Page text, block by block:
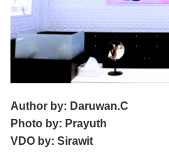
Author by: Daruwan.C
Photo by: Prayuth
VDO by: Sirawit